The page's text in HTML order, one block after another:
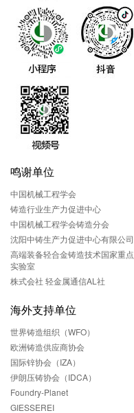
鸣谢单位
中国机械工程学会
铸造行业生产力促进中心
中国机械工程学会铸造分会
沈阳中铸生产力促进中心有限公司
高端装备轻合金铸造技术国家重点
实验室
株式会社 轻金属通信AL社
海外支持单位
世界铸造组织（WFO）
欧洲铸造供应商协会
国际锌协会（IZA）
伊朗压铸协会（IDCA）
Foundry-Planet
GIESSEREI